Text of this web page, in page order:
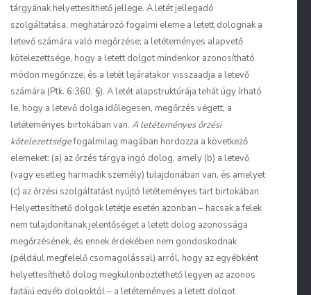
tárgyának helyettesíthető jellege. A letét jellegadó
szolgáltatása, meghatározó fogalmi eleme a letett dolognak a
letevő számára való megőrzése; a letéteményes alapvető
kötelezettsége, hogy a letett dolgot mindenkor azonosítható
módon megőrizze, és a letét lejáratakor visszaadja a letevő
számára (Ptk. 6:360. §). A letét alapstruktúrája tehát úgy írható
le, hogy a letevő dolga időlegesen, megőrzés végett, a
letéteményes birtokában van. A letéteményes őrzési
kötelezettségefogalmilag magában hordozza a következő
elemeket: (a) az őrzés tárgya ingó dolog, amely (b) a letevő
(vagy esetleg harmadik személy) tulajdonában van, és amelyet
(c) az őrzési szolgáltatást nyújtó letéteményes tart birtokában.
Helyettesíthető dolgok letétje esetén azonban – hacsak a felek
nem tulajdonítanak jelentőséget a letett dolog azonossága
megőrzésének, és ennek érdekében nem gondoskodnak
(például megfelelő csomagolással) arról, hogy az egyébként
helyettesíthető dolog megkülönböztethető legyen az azonos
fajtájú egyéb dolgoktól – a letéteményes a letett dolgot